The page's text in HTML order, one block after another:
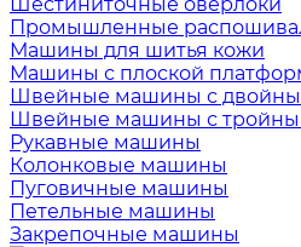
Промышленные
Машины для шитья кожи
Машины с плоской
Швейные машины с
Швейные машины с
Рукавные машины
Колонковые машины
Пуговичные машины
Петельные машины
Закрепочные машины